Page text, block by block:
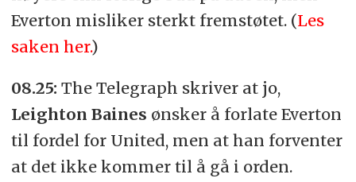
Everton misliker sterkt fremstøtet. (Les
saken her.)
08.25: The Telegraph skriver at jo,
Leighton Baines ønsker å forlate Everton
til fordel for United, men at han forventer
at det ikke kommer til å gå i orden.